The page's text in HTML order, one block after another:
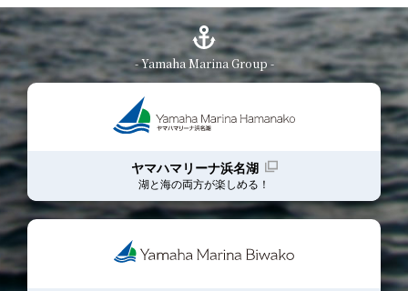
- Yamaha Marina Group -
ヤマハマリーナ浜名湖
湖と海の両方が楽しめる！